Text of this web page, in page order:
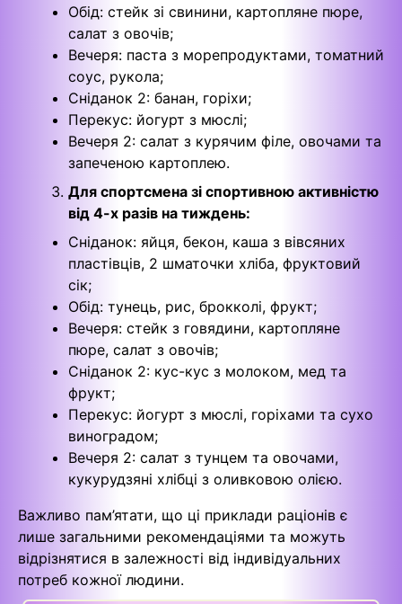
Обід: стейк зі свинини, картопляне пюре,
салат з овочів;
Вечеря: паста з морепродуктами, томатний
соус, рукола;
Сніданок 2: банан, горіхи;
Перекус: йогурт з мюслі;
Вечеря 2: салат з курячим філе, овочами та
запеченою картоплею.
Для спортсмена зі спортивною активністю
від 4-х разів на тиждень:
Сніданок: яйця, бекон, каша з вівсяних
пластівців, 2 шматочки хліба, фруктовий
сік;
Обід: тунець, рис, брокколі, фрукт;
Вечеря: стейк з говядини, картопляне
пюре, салат з овочів;
Сніданок 2: кус-кус з молоком, мед та
фрукт;
Перекус: йогурт з мюслі, горіхами та сухо
виноградом;
Вечеря 2: салат з тунцем та овочами,
кукурудзяні хлібці з оливковою олією.
Важливо пам’ятати, що ці приклади раціонів є
лише загальними рекомендаціями та можуть
відрізнятися в залежності від індивідуальних
потреб кожної людини.